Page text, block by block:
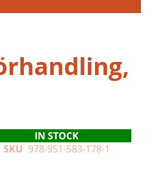
IN STOCK
SKU 978-951-583-178-1